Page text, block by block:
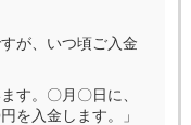
が、いつ頃ご入金
す。〇月〇日に、
を入金します。」